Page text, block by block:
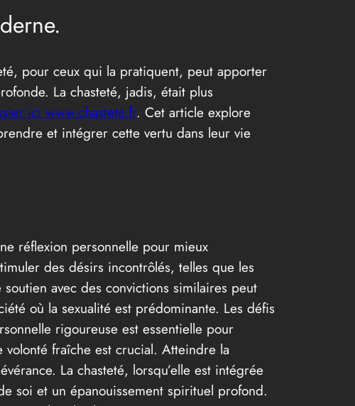
pour ceux qui la pratiquent, peut apporter
La chasteté, jadis, était plus
ici www.chastete.fr. Cet article explore
et intégrer cette vertu dans leur vie
réflexion personnelle pour mieux
des désirs incontrôlés, telles que les
avec des convictions similaires peut
où la sexualité est prédominante. Les défis
rigoureuse est essentielle pour
fraîche est crucial. Atteindre la
La chasteté, lorsqu’elle est intégrée
soi et un épanouissement spirituel profond.